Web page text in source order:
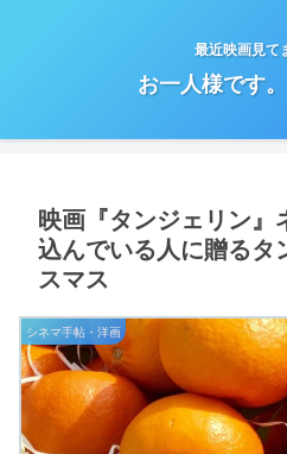
最近映画見て
お一人様です。
映画『タンジェリン
込んでいる人に贈るタ
スマス
シネマ手帖・洋画